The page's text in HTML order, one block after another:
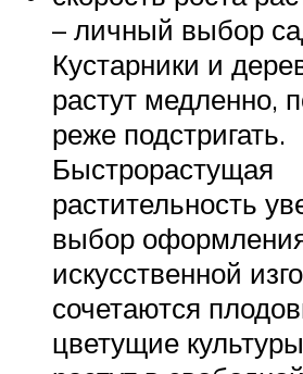
– личный выбор
Кустарники и
растут медленно,
реже подстригать.
Быстрорастущая
растительность
выбор
искусственной
сочетаются
цветущие